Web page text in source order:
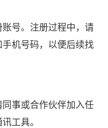
号。注册过程中，请
机号码，以便后续找
事或合作伙伴加入任
工具。